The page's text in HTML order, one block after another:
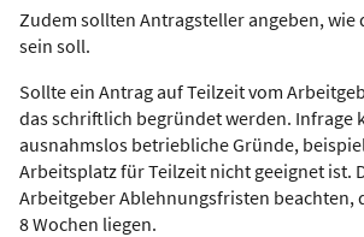
Zudem sollten Antragsteller angeben, wie
sein soll.
Sollte ein Antrag auf Teilzeit vom
das schriftlich begründet werden. Infrage
ausnahmslos betriebliche Gründe,
Arbeitsplatz für Teilzeit nicht geeignet ist.
Arbeitgeber Ablehnungsfristen beachten,
8 Wochen liegen.